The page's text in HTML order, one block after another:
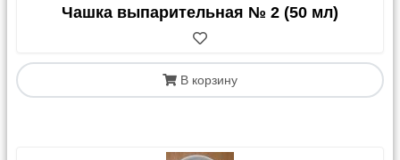
Чашка выпарительная № 2 (50 мл)
В корзину